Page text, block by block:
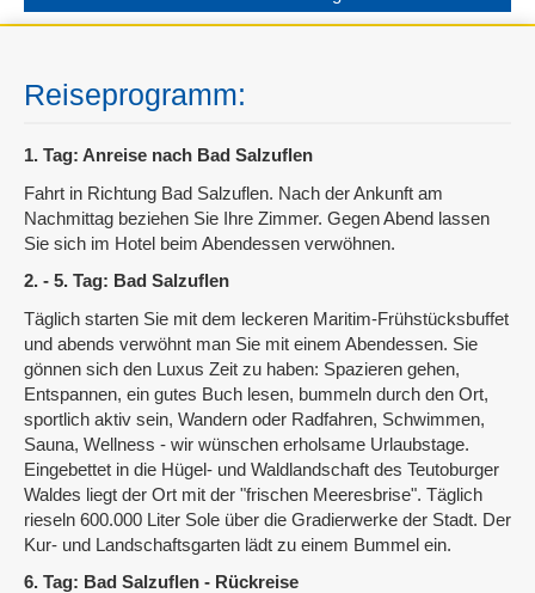
Reiseprogramm:
1. Tag: Anreise nach Bad Salzuflen
Fahrt in Richtung Bad Salzuflen. Nach der Ankunft am
Nachmittag beziehen Sie Ihre Zimmer. Gegen Abend lassen
Sie sich im Hotel beim Abendessen verwöhnen.
2. - 5. Tag: Bad Salzuflen
Täglich starten Sie mit dem leckeren Maritim-Frühstücksbuffet
und abends verwöhnt man Sie mit einem Abendessen. Sie
gönnen sich den Luxus Zeit zu haben: Spazieren gehen,
Entspannen, ein gutes Buch lesen, bummeln durch den Ort,
sportlich aktiv sein, Wandern oder Radfahren, Schwimmen,
Sauna, Wellness - wir wünschen erholsame Urlaubstage.
Eingebettet in die Hügel- und Waldlandschaft des Teutoburger
Waldes liegt der Ort mit der "frischen Meeresbrise". Täglich
rieseln 600.000 Liter Sole über die Gradierwerke der Stadt. Der
Kur- und Landschaftsgarten lädt zu einem Bummel ein.
6. Tag: Bad Salzuflen - Rückreise